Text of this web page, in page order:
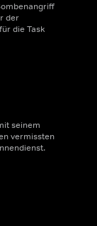
der
die Task
seinem
vermissten